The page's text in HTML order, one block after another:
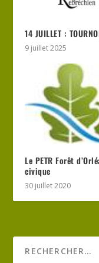
14 JUILLET :
9 juillet 2025
Le PETR Forêt
civique
30 juillet 2020